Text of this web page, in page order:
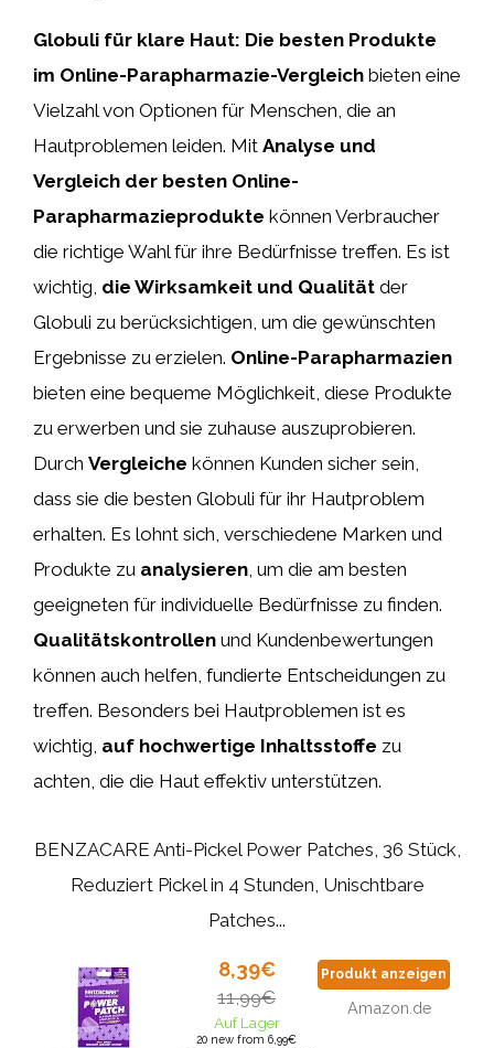
Globuli für klare Haut: Die besten Produkte
im Online-Parapharmazie-Vergleich bieten eine
Vielzahl von Optionen für Menschen, die an
Hautproblemen leiden. Mit Analyse und
Vergleich der besten Online-
Parapharmazieprodukte können Verbraucher
die richtige Wahl für ihre Bedürfnisse treffen. Es ist
wichtig, die Wirksamkeit und Qualität der
Globuli zu berücksichtigen, um die gewünschten
Ergebnisse zu erzielen. Online-Parapharmazien
bieten eine bequeme Möglichkeit, diese Produkte
zu erwerben und sie zuhause auszuprobieren.
Durch Vergleiche können Kunden sicher sein,
dass sie die besten Globuli für ihr Hautproblem
erhalten. Es lohnt sich, verschiedene Marken und
Produkte zu analysieren , um die am besten
geeigneten für individuelle Bedürfnisse zu finden.
Qualitätskontrollen und Kundenbewertungen
können auch helfen, fundierte Entscheidungen zu
treffen. Besonders bei Hautproblemen ist es
wichtig, auf hochwertige Inhaltsstoffe zu
achten, die die Haut effektiv unterstützen.
BENZACARE Anti-Pickel Power Patches, 36 Stück,
Reduziert Pickel in 4 Stunden, Unischtbare
Patches...
8,39€
11,99€
Auf Lager
20 new from 6,99€
Produkt anzeigen
Amazon.de